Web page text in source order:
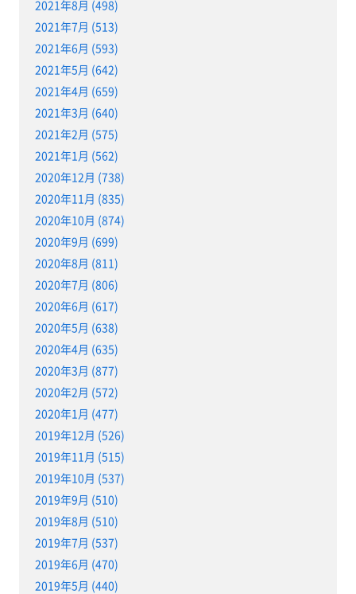
2021年8月 (498)
2021年7月 (513)
2021年6月 (593)
2021年5月 (642)
2021年4月 (659)
2021年3月 (640)
2021年2月 (575)
2021年1月 (562)
2020年12月 (738)
2020年11月 (835)
2020年10月 (874)
2020年9月 (699)
2020年8月 (811)
2020年7月 (806)
2020年6月 (617)
2020年5月 (638)
2020年4月 (635)
2020年3月 (877)
2020年2月 (572)
2020年1月 (477)
2019年12月 (526)
2019年11月 (515)
2019年10月 (537)
2019年9月 (510)
2019年8月 (510)
2019年7月 (537)
2019年6月 (470)
2019年5月 (440)